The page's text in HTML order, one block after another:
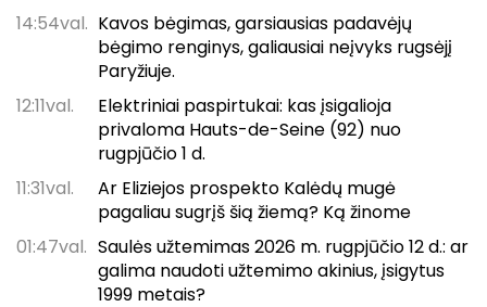
14:54val. Kavos bėgimas, garsiausias padavėjų
bėgimo renginys, galiausiai neįvyks rugsėjį
Paryžiuje.
12:11val.
Elektriniai paspirtukai: kas įsigalioja
privaloma Hauts-de-Seine (92) nuo
rugpjūčio 1 d.
11:31val.
Ar Eliziejos prospekto Kalėdų mugė
pagaliau sugrįš šią žiemą? Ką žinome
01:47val. Saulės užtemimas 2026 m. rugpjūčio 12 d.: ar
galima naudoti užtemimo akinius, įsigytus
1999 metais?